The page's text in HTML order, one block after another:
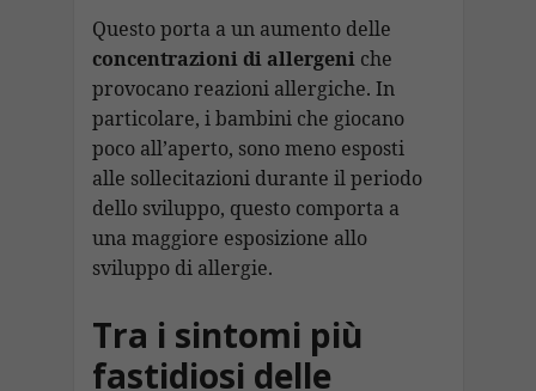
Questo porta a un aumento delle
concentrazioni di allergeniche
provocano reazioni allergiche. In
particolare, i bambini che giocano
poco all’aperto, sono meno esposti
alle sollecitazioni durante il periodo
dello sviluppo, questo comporta a
una maggiore esposizione allo
sviluppo di allergie.
Tra i sintomi più
fastidiosi delle